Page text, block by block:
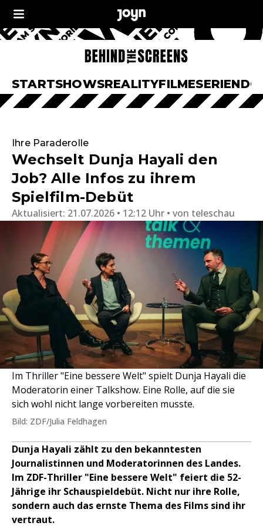
STARTSHOWSREALITYFILMESERIEN
Ihre Paraderolle
Wechselt Dunja Hayali den
Job? Alle Infos zu ihrem
Spielfilm-Debüt
Aktualisiert: 21.07.2026 • 12:12 Uhr von teleschau
Im Thriller "Eine bessere Welt" spielt Dunja Hayali die
Moderatorin einer Talkshow. Eine Rolle, auf die sie
sich wohl nicht lange vorbereiten musste.
Bild: ZDF/Julia Feldhagen
Dunja Hayali zählt zu den bekanntesten
Journalistinnen und Moderatorinnen des Landes.
Im ZDF-Thriller "Eine bessere Welt" feiert die 52-
Jährige ihr Schauspieldebüt. Nicht nur ihre Rolle,
sondern auch das ernste Thema des Films sind ihr
vertraut.